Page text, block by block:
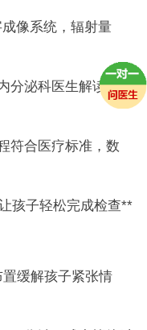
像系统，辐射量
分泌科医生解读报
符合医疗标准，数
孩子轻松完成检查**
缓解孩子紧张情